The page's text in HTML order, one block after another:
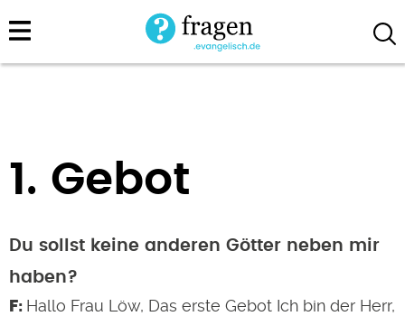
Direkt
zum
1. Gebot
Du sollst keine anderen Götter neben mir
haben?
Hallo Frau Löw, Das erste Gebot Ich bin der Herr,